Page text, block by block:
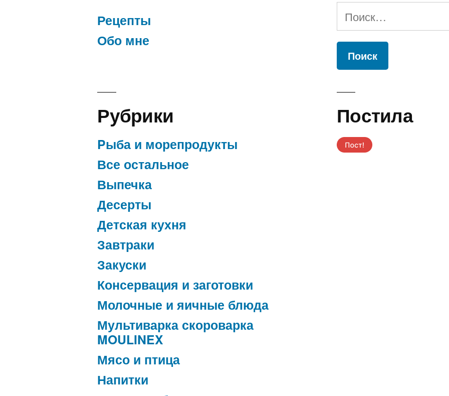
Рецепты
Обо мне
Найти:
Рубрики
Pыба и морепродукты
Все остальное
Выпечка
Десерты
Детская кухня
Завтраки
Закуски
Консервация и заготовки
Молочные и яичные блюда
Мультиварка скороварка
MOULINEX
Мясо и птица
Напитки
Постила